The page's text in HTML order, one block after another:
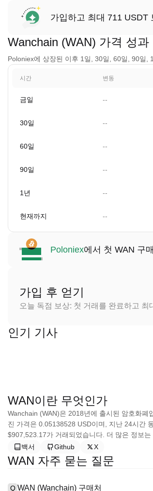
가입하고 최대 711 USDT
Wanchain (WAN) 가격 성과
Poloniex에 상장된 이후 1일, 30일, 60일, 90일,
시간 변동
금일 --
30일 --
60일 --
90일 --
1년 --
현재까지 --
Poloniex에서 첫 WAN 구
가입 후 얻기
오늘 독점 보상: 첫 거래를 완료하고 최
인기 기사
WAN이란 무엇인가
Wanchain (WAN)은 2018년에 출시된 암호화
진 가격은 0.05138528 USD이며, 지난 24시간
$907,523.17가 거래되었습니다. 더 많은 정보는
백서
Github X
WAN 자주 묻는 질문
Q WAN (Wanchain) 구매처